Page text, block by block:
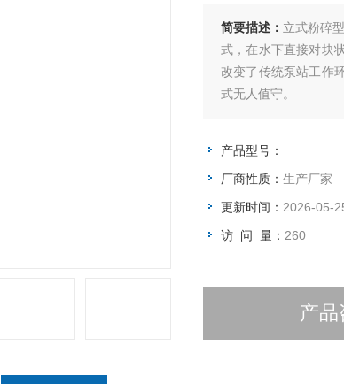
简要描述： 立式粉碎
式，在水下直接对块
改变了传统泵站工作
式无人值守。
产品型号：
厂商性质： 生产厂家
更新时间： 2026-05-
访 问 量： 260
产品